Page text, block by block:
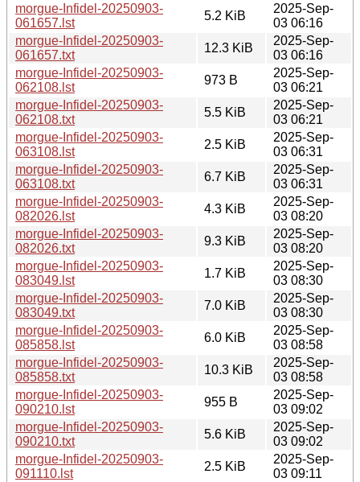
morgue-Infidel-20250903-
061657.lst
5.2 KiB
2025-Sep-
03 06:16
morgue-Infidel-20250903-
061657.txt
12.3 KiB
2025-Sep-
03 06:16
morgue-Infidel-20250903-
062108.lst
973 B
2025-Sep-
03 06:21
morgue-Infidel-20250903-
062108.txt
5.5 KiB
2025-Sep-
03 06:21
morgue-Infidel-20250903-
063108.lst
2.5 KiB
2025-Sep-
03 06:31
morgue-Infidel-20250903-
063108.txt
6.7 KiB
2025-Sep-
03 06:31
morgue-Infidel-20250903-
082026.lst
4.3 KiB
2025-Sep-
03 08:20
morgue-Infidel-20250903-
082026.txt
9.3 KiB
2025-Sep-
03 08:20
morgue-Infidel-20250903-
083049.lst
1.7 KiB
2025-Sep-
03 08:30
morgue-Infidel-20250903-
083049.txt
7.0 KiB
2025-Sep-
03 08:30
morgue-Infidel-20250903-
085858.lst
6.0 KiB
2025-Sep-
03 08:58
morgue-Infidel-20250903-
085858.txt
10.3 KiB
2025-Sep-
03 08:58
morgue-Infidel-20250903-
090210.lst
955 B
2025-Sep-
03 09:02
morgue-Infidel-20250903-
090210.txt
5.6 KiB
2025-Sep-
03 09:02
morgue-Infidel-20250903-
091110.lst
2.5 KiB
2025-Sep-
03 09:11